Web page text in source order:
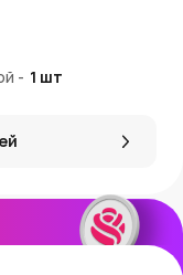
блеск и стиль
декора.
использовать
- 1 шт